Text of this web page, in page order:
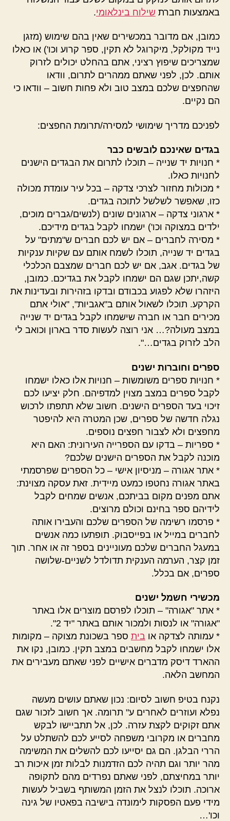
באמצעות חברת שילוח בינלאומי.
כמובן, אם מדובר במכשירים שאין בהם שימוש (מזגן
נייד מקולקל, מיקרוגל לא תקין, ספר קרוע וכו') או כאלו
שמצריכים שיפוץ רציני, אתם בהחלט יכולים לזרוק
אותם. לכן, לפני שאתם ממהרים לתרום, וודאו
שהחפצים שלכם במצב טוב ולא פחות חשוב – וודאו כי
הם נקיים.
לפניכם מדריך שימושי למסירה/תרומת החפצים:
בגדים שאינכם לובשים כבר
* חנויות יד שנייה – תוכלו לתרום את הבגדים הישנים
לחנויות כאלו.
* מכולות מחזור לצרכי צדקה – בכל עיר עומדת מכולה
כזו, שאפשר לשלשל לתוכה בגדים.
* ארגוני צדקה – ארגונים שונים (לנשים/גברים מוכים,
ילדים במצוקה וכו') ישמחו לקבל בגדים מידיכם.
* מסירה לחברים – אם יש לכם חברים ש"מתים" על
בגדים יד שנייה, תוכלו לשמח אותם עם שקיות ענקיות
של בגדים. אגב, אם יש לכם חברים שמצבם הכלכלי
קשה,יתכן שגם הם ישמחו לקבל את בגדיכם. כמובן,
היזהרו שלא לפגוע בכבודם ובדקו בזהירות ובעדינות את
הקרקע. תוכלו לשאול אותם ב"אגביות", "אולי אתם
מכירים חבר או חברה שישמחו לקבל בגדים יד שנייה
במצב מעולה?… אני רוצה לעשות סדר בארון וכואב לי
הלב לזרוק בגדים…".
ספרים וחוברות ישנים
* חנויות ספרים משומשות – חנויות אלו כאלו ישמחו
לקבל ספרים במצב מצוין למדפיהם. חלק יציעו לכם
זיכוי בעד הספרים הישנים. חשוב שלא תתפתו לרכוש
נגלה חדשה של ספרים, שכן המטרה היא להיפטר
מחפצים ולא לצבור חפצים נוספים.
* ספריות – בדקו עם הספרייה העירונית: האם היא
מוכנה לקבל את הספרים הישנים שלכם?
* אתר אגורה – מניסיון אישי – כל הספרים שפרסמתי
באתר אגורה נחטפו כמעט מיידית. זאת עסקה מצוינת:
אתם מפנים מקום בביתכם, אנשים שמחים לקבל
לידיהם ספר בחינם וכולם מרוצים.
* פרסמו רשימה של הספרים שלכם והעבירו אותה
לחברים במייל או בפייסבוק. תופתעו כמה אנשים
במעגל החברים שלכם מעוניינים בספר זה או אחר. תוך
זמן קצר, הערמה הענקית תדולדל לשניים-שלושה
ספרים, אם בכלל.
מכשירי חשמל ישנים
* אתר "אגורה" – תוכלו לפרסם מוצרים אלו באתר
"אגורה" או לנסות ולמכור אותם באתר "יד 2".
* עמותה לצדקה או בית ספר בשכונת מצוקה – מקומות
אלו ישמחו לקבל מחשבים במצב תקין. כמובן, נקו את
ההארד דיסק מדברים אישיים לפני שאתם מעבירים את
המחשב הלאה.
נקנח בטיפ חשוב לסיום: נכון שאתם עושים מעשה
נפלא ועוזרים לאחרים ע" תרומה. אך חשוב לזכור שגם
אתם זקוקים לקצת עזרה. לכן, אל תתביישו לבקש
מחברים או מקרובי משפחה לסייע לכם להשתלט על
הררי הבלגן. הם גם יסייעו לכם להשלים את המשימה
מהר יותר וגם תהיה לכם הזדמנות לבלות זמן איכות רב
יותר במחיצתם, לפני שאתם נפרדים מהם לתקופה
ארוכה. תוכלו לנצל את הזמן המשותף בשביל לעשות
מידי פעם הפסקות לימונדה בישיבה בפאטיו של גינה
וכו'…